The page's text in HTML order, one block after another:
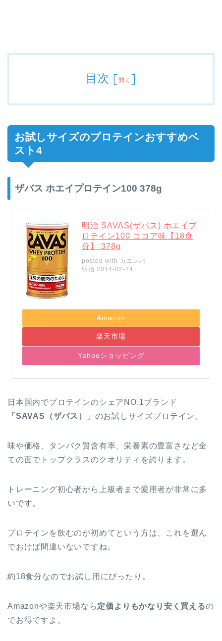
目次 [ 開く ]
お試しサイズのプロテインおすすめベ
スト4
ザバス ホエイプロテイン100 378g
明治 SAVAS(ザバス) ホエイプ
ロテイン100 ココア味【18食
分】 378g
posted with カエレバ
明治 2014-02-24
Amazon
楽天市場
Yahooショッピング
日本国内でプロテインのシェアNO.1ブランド
「SAVAS（ザバス）」 のお試しサイズプロテイン。
味や価格、タンパク質含有率、栄養素の豊富さなど全
ての面でトップクラスのクオリティを誇ります。
トレーニング初心者から上級者まで愛用者が非常に多
いです。
プロテインを飲むのが初めてという方は、
これを選ん
でおけば間違いないですね。
約18食分なのでお試し用にぴったり。
Amazonや楽天市場なら定価よりもかなり安く買えるの
でお得ですよ。